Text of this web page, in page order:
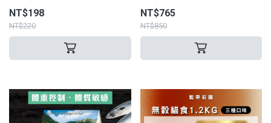
NT$198
NT$220
NT$765
NT$850